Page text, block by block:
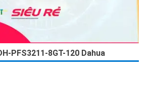
PFS3211-8GT-120 Dahua